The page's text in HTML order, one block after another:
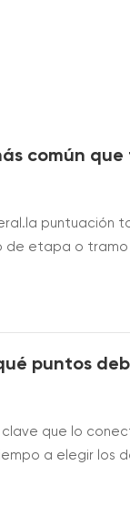
común
puntuación
de etapa o
de ruta?
puntos
que lo
a elegir los
papel importante